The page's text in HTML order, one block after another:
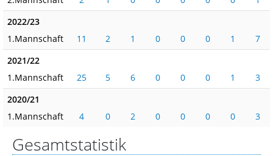
2022/23
1.Mannschaft
11 2 1 0 0 0 1
7
2021/22
1.Mannschaft
25 5 6 0 0 0 1
3
2020/21
1.Mannschaft
4 0 2 0 0 0 0 3
Gesamtstatistik